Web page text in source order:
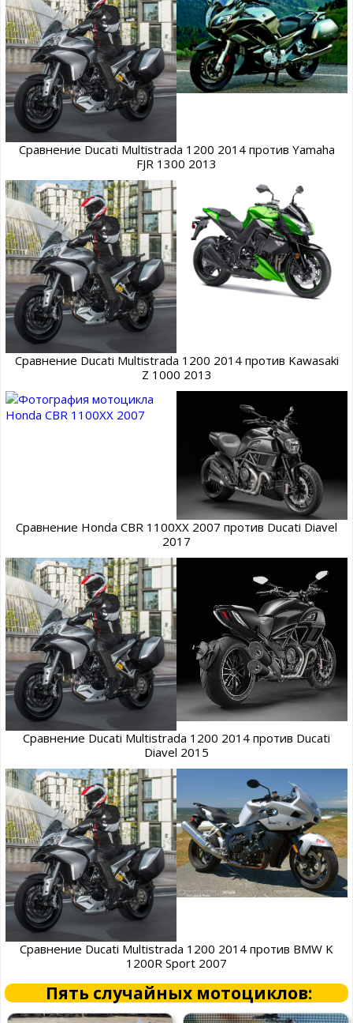
Сравнение Ducati Multistrada 1200 2014 против Yamaha
FJR 1300 2013
Сравнение Ducati Multistrada 1200 2014 против Kawasaki
Z 1000 2013
Сравнение Honda CBR 1100XX 2007 против Ducati Diavel
2017
Сравнение Ducati Multistrada 1200 2014 против Ducati
Diavel 2015
Сравнение Ducati Multistrada 1200 2014 против BMW K
1200R Sport 2007
Пять случайных мотоциклов: